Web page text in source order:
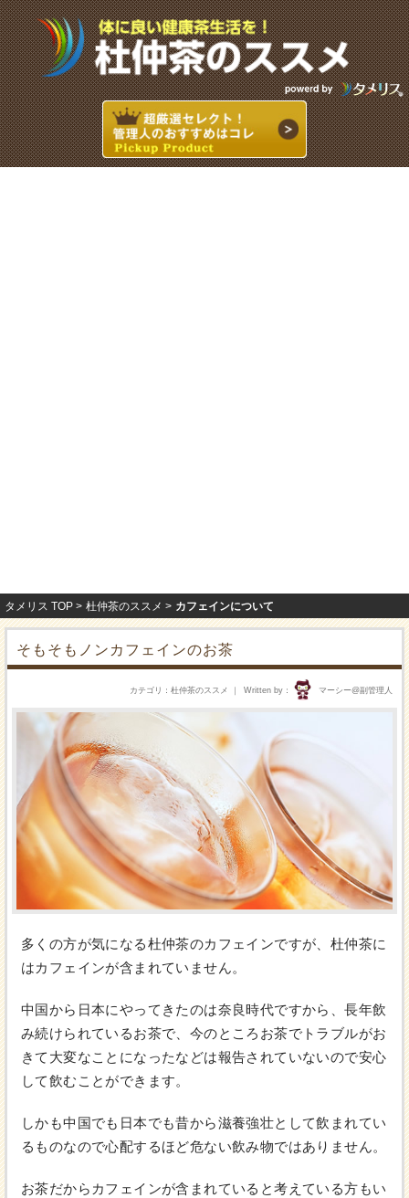
タメリス TOP 杜仲茶のススメ カフェインについて
そもそもノンカフェインのお茶
Written by マーシー@副管理人
カテゴリ 杜仲茶のススメ
多くの方が気になる杜仲茶のカフェインですが、杜仲茶に
はカフェインが含まれていません。
中国から日本にやってきたのは奈良時代ですから、長年飲
み続けられているお茶で、今のところお茶でトラブルがお
きて大変なことになったなどは報告されていないので安心
して飲むことができます。
しかも中国でも日本でも昔から滋養強壮として飲まれてい
るものなので心配するほど危ない飲み物ではありません。
お茶だからカフェインが含まれていると考えている方もい